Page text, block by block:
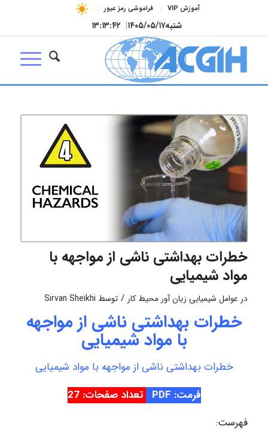
آموزش VIP فراموشی رمز عبور
شنبه۱۴۰۵/۰۵/۱۷| ۱۳:۱۳:۴۳
خطرات بهداشتی ناشی از مواجهه با
مواد شیمیایی
در عوامل شیمیایی زیان آور محیط کار / توسط Sirvan Sheikhi
خطرات بهداشتی ناشی از مواجهه
با مواد شیمیایی
خطرات بهداشتی ناشی از مواجهه با مواد شیمیایی
فرمت: PDF
تعداد صفحات: 27
فهرست: